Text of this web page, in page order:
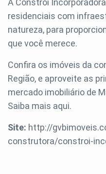
A Constrói
residenciais com
natureza, para
que você merece.
Confira os imóveis da
Região, e aproveite as
mercado imobiliário de
Saiba mais aqui.
Site: http://
construtora/constroi-